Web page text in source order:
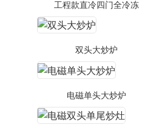
工程款直冷四门全冷冻
双头大炒炉
电磁单头大炒炉